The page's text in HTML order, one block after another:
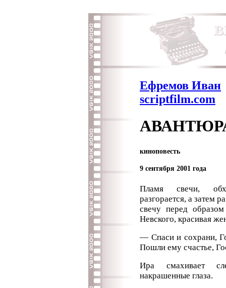
Ефремов Иван
scriptfilm.com
киноповесть
9 сентября 2001 года
Пламя свечи,
разгорается, а затем
свечу перед
Невского, красивая
— Спаси и сохрани,
Пошли ему счастье,
Ира смахивает
накрашенные глаза.